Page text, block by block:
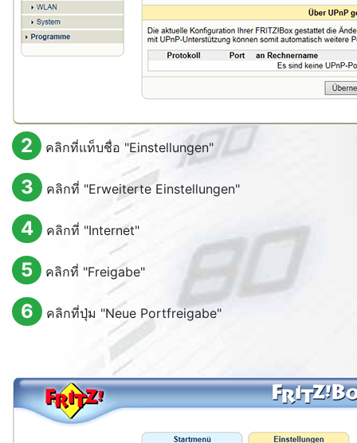
2 คลิกที่แท็บชื่อ "Einstellungen"
3 คลิกที่ "Erweiterte Einstellungen"
4 คลิกที่ "Internet"
5 คลิกที่ "Freigabe"
6 คลิกที่ปุ่ม "Neue Portfreigabe"